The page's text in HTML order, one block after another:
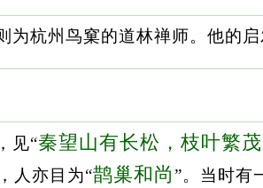
为杭州鸟窠的道林禅师。他的
见“秦望山有长松，枝叶繁
人亦目为“鹊巢和尚”。当时有